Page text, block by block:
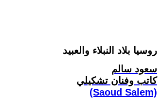
روسيا بلاد النبلاء والعبيد
سعود سالم
كاتب وفنان تشكيلي
(Saoud Salem)